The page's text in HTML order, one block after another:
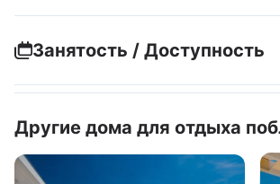
Занятость / Доступность
Другие дома для отдыха